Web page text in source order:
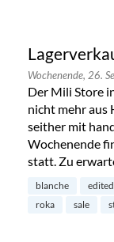
Wochenende, 26.
Der Mili Store
nicht mehr aus
seither mit
Wochenende
statt. Zu
blanche edited
roka
sale